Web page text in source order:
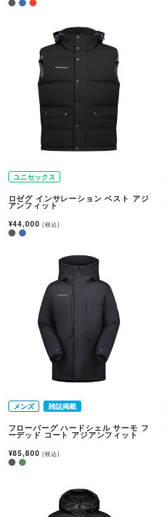
ユニセックス
ロゼグ インサレーション ベスト アジ
アンフィット
¥44,000(税込)
メンズ 雑誌掲載
フローバーグ ハードシェル サーモ フ
ーデッド コート アジアンフィット
¥85,800(税込)